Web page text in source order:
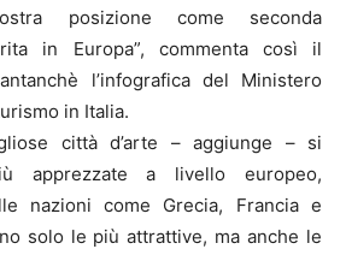
posizione come seconda
in Europa”, commenta così il
l’infografica del Ministero
in Italia.
città d’arte – aggiunge – si
apprezzate a livello europeo,
nazioni come Grecia, Francia e
solo le più attrattive, ma anche le